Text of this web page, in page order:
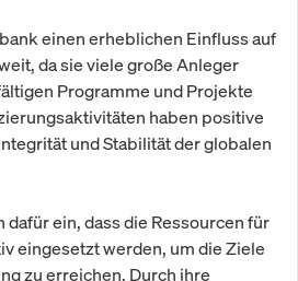
einen erheblichen Einfluss auf
da sie viele große Anleger
Programme und Projekte
haben positive
und Stabilität der globalen
dafür ein, dass die Ressourcen für
eingesetzt werden, um die Ziele
zu erreichen. Durch ihre